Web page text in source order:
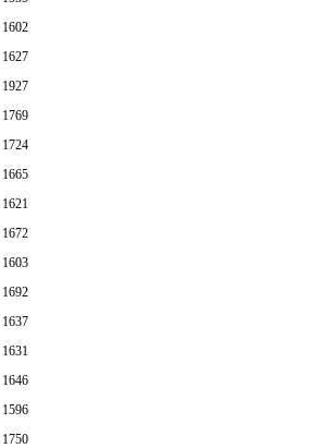
1602
1627
1927
1769
1724
1665
1621
1672
1603
1692
1637
1631
1646
1596
1750